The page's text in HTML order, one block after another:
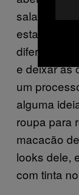
sala e
estava
diferentes,
e deixar as
um
alguma
roupa para
macacão
looks dele,
com tinta